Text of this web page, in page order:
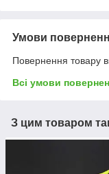
Умови
Повернення товару
Всі умови
З цим товаром